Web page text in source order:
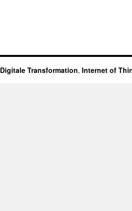
Digitale Transformation, Internet of